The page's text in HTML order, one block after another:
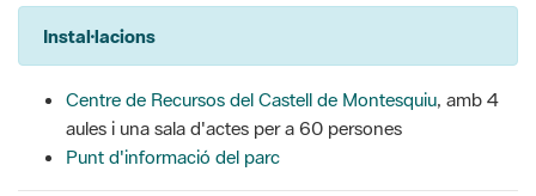
Instal·lacions
Centre de Recursos del Castell de Montesquiu, amb 4
aules i una sala d'actes per a 60 persones
Punt d'informació del parc